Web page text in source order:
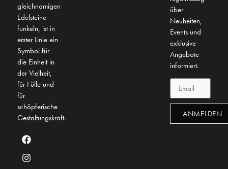
gleichnamigen
Edelsteine
funkeln, ist in
erster Linie ein
Symbol für
die Einheit in
der Vielheit,
für Fülle und
für
schöpferische
Gestaltungskraft.
über
Neuheiten,
Events und
exklusive
Angebote
informiert.
ANMELDEN